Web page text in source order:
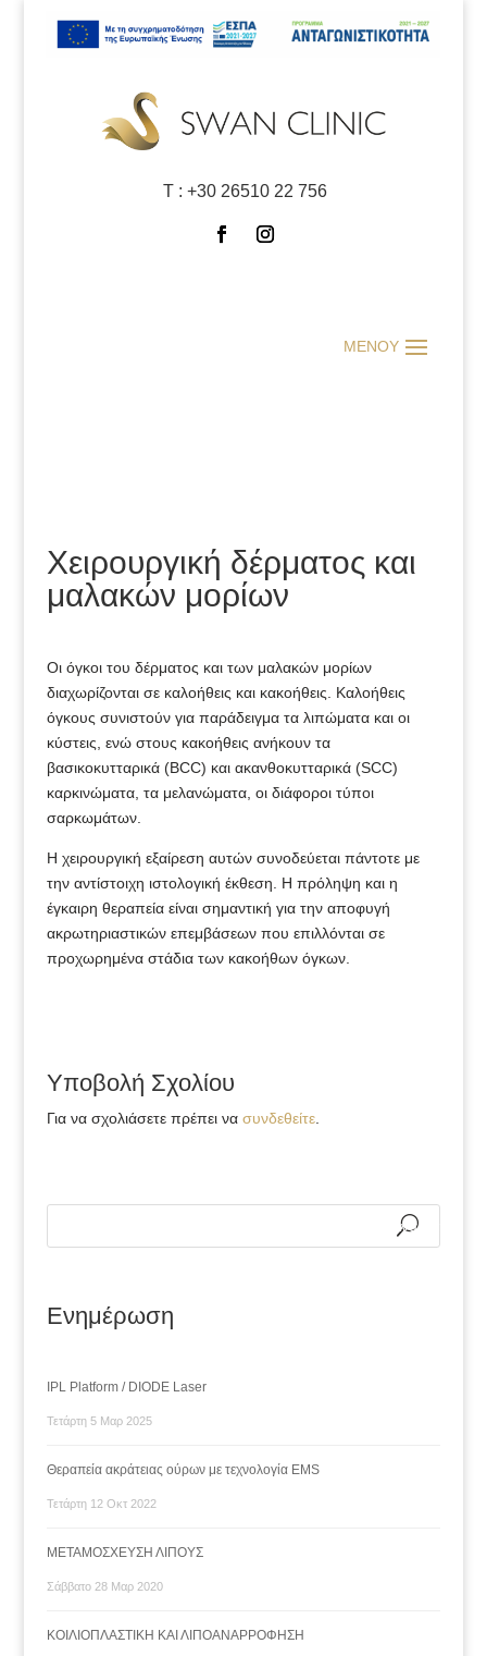
Τ :+30 26510 22 756
Χειρουργική δέρματος και
μαλακών μορίων
Οι όγκοι του δέρματος και των μαλακών μορίων
διαχωρίζονται σε καλοήθεις και κακοήθεις. Καλοήθεις
όγκους συνιστούν για παράδειγμα τα λιπώματα και οι
κύστεις, ενώ στους κακοήθεις ανήκουν τα
βασικοκυτταρικά (BCC) και ακανθοκυτταρικά (SCC)
καρκινώματα, τα μελανώματα, οι διάφοροι τύποι
σαρκωμάτων.
Η χειρουργική εξαίρεση αυτών συνοδεύεται πάντοτε με
την αντίστοιχη ιστολογική έκθεση. Η πρόληψη και η
έγκαιρη θεραπεία είναι σημαντική για την αποφυγή
ακρωτηριαστικών επεμβάσεων που επιλλόνται σε
προχωρημένα στάδια των κακοήθων όγκων.
Υποβολή Σχολίου
Για να σχολιάσετε πρέπει να συνδεθείτε.
Ενημέρωση
IPL Platform / DIODE Laser
Τετάρτη 5 Μαρ 2025
Θεραπεία ακράτειας ούρων με τεχνολογία ΕMS
Τετάρτη 12 Οκτ 2022
ΜΕΤΑΜΟΣΧΕΥΣΗ ΛΙΠΟΥΣ
Σάββατο 28 Μαρ 2020
ΚΟΙΛΙΟΠΛΑΣΤΙΚΗ ΚΑΙ ΛΙΠΟΑΝΑΡΡΟΦΗΣΗ